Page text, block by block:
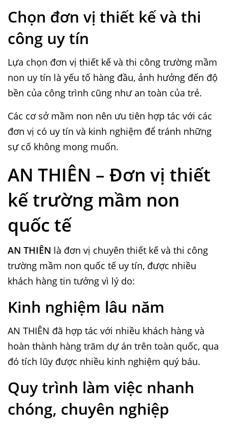
Chọn đơn vị thiết kế và thi
công uy tín
Lựa chọn đơn vị thiết kế và thi công trường mầm
non uy tín là yếu tố hàng đầu, ảnh hưởng đến độ
bền của công trình cũng như an toàn của trẻ.
Các cơ sở mầm non nên ưu tiên hợp tác với các
đơn vị có uy tín và kinh nghiệm để tránh những
sự cố không mong muốn.
AN THIÊN – Đơn vị thiết
kế trường mầm non
quốc tế
AN THIÊN là đơn vị chuyên thiết kế và thi công
trường mầm non quốc tế uy tín, được nhiều
khách hàng tin tưởng vì lý do:
Kinh nghiệm lâu năm
AN THIÊN đã hợp tác với nhiều khách hàng và
hoàn thành hàng trăm dự án trên toàn quốc, qua
đó tích lũy được nhiều kinh nghiệm quý báu.
Quy trình làm việc nhanh
chóng, chuyên nghiệp